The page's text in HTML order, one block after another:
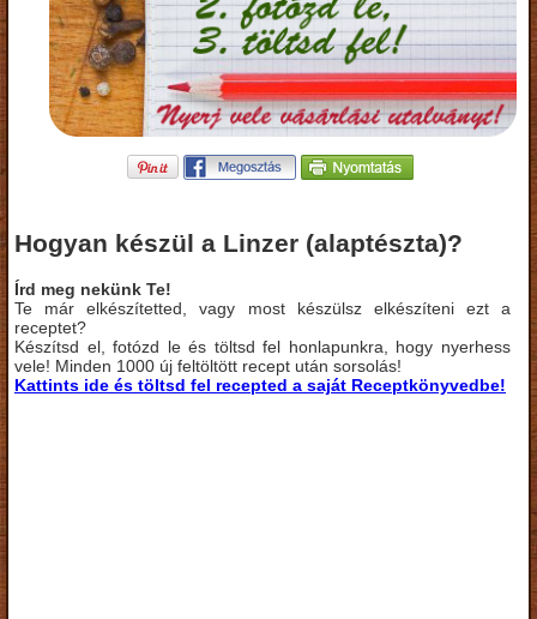
Hogyan készül a Linzer (alaptészta)?
Írd meg nekünk Te!
Te már elkészítetted, vagy most készülsz elkészíteni ezt a
receptet?
Készítsd el, fotózd le és töltsd fel honlapunkra, hogy nyerhess
vele! Minden 1000 új feltöltött recept után sorsolás!
Kattints ide és töltsd fel recepted a saját Receptkönyvedbe!